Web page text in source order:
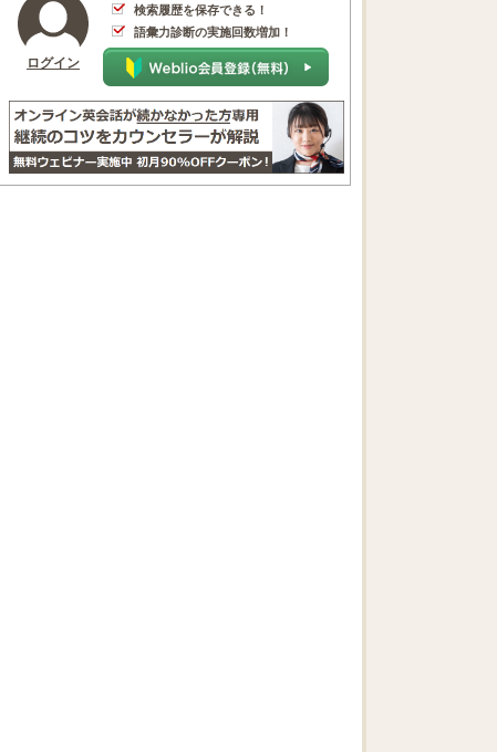
ログイン
検索履歴を保存できる！
語彙力診断の実施回数増加！